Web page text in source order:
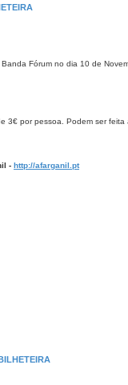
Fórum no dia 10 de
3€ por pessoa. Podem ser
- http://afarganil.pt